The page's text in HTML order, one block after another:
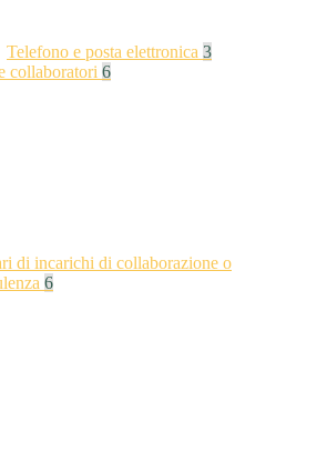
Telefono e posta elettronica 3
collaboratori 6
di incarichi di collaborazione o
6